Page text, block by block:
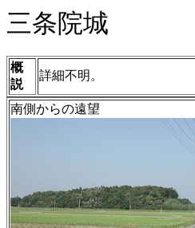
三条院城
概
説
詳細不明。
南側からの遠望